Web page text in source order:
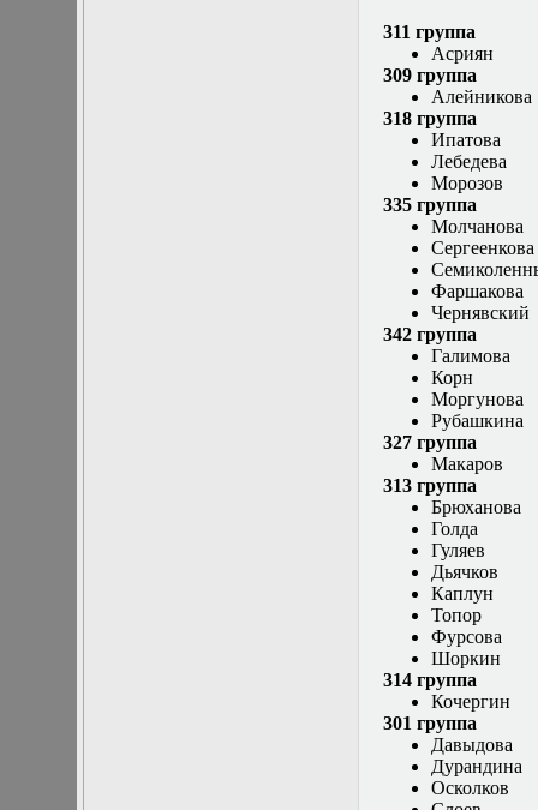
311 группа
Асриян
309 группа
Алейникова
318 группа
Ипатова
Лебедева
Морозов
335 группа
Молчанова
Сергеенкова
Фаршакова
Чернявский
342 группа
Галимова
Корн
Моргунова
Рубашкина
327 группа
Макаров
313 группа
Брюханова
Голда
Гуляев
Дьячков
Каплун
Топор
Фурсова
Шоркин
314 группа
Кочергин
301 группа
Давыдова
Дурандина
Осколков